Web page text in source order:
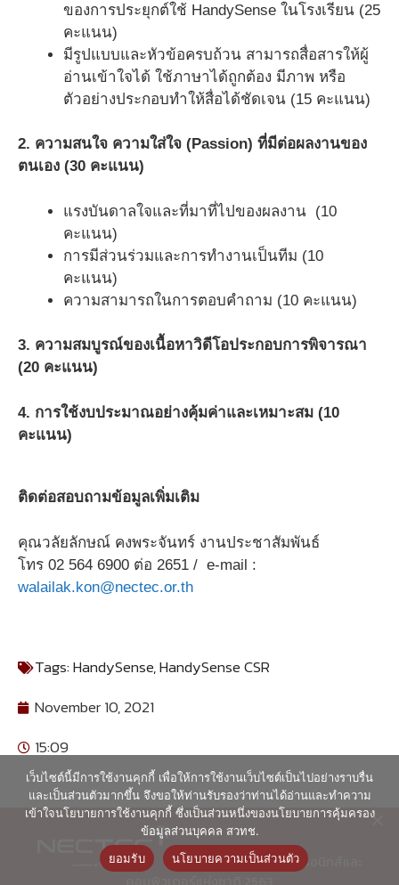
ของการประยุกต์ใช้ HandySense ในโรงเรียน (25
คะแนน)
มีรูปแบบและหัวข้อครบถ้วน สามารถสื่อสารให้ผู้
อ่านเข้าใจได้ ใช้ภาษาได้ถูกต้อง มีภาพ หรือ
ตัวอย่างประกอบทำให้สื่อได้ชัดเจน (15 คะแนน)
2. ความสนใจ ความใส่ใจ (Passion) ที่มีต่อผลงานของ
ตนเอง (30 คะแนน)
แรงบันดาลใจและที่มาที่ไปของผลงาน (10
คะแนน)
การมีส่วนร่วมและการทำงานเป็นทีม (10
คะแนน)
ความสามารถในการตอบคำถาม (10 คะแนน)
3. ความสมบูรณ์ของเนื้อหาวิดีโอประกอบการพิจารณา
(20 คะแนน)
4. การใช้งบประมาณอย่างคุ้มค่าและเหมาะสม (10
คะแนน)
ติดต่อสอบถามข้อมูลเพิ่มเติม
คุณวลัยลักษณ์ คงพระจันทร์ งานประชาสัมพันธ์
โทร 02 564 6900 ต่อ 2651 / e-mail :
walailak.kon@nectec.or.th
Tags:HandySense,HandySense CSR
November 10, 2021
15:09
© ศูนย์เทคโนโลยีอิเล็กทรอนิกส์และ
เว็บไซต์นี้มีการใช้งานคุกกี้ เพื่อให้การใช้งานเว็บไซต์เป็นไปอย่างราบรื่น
และเป็นส่วนตัวมากขึ้น จึงขอให้ท่านรับรองว่าท่านได้อ่านและทำความ
เข้าใจนโยบายการใช้งานคุกกี้ ซึ่งเป็นส่วนหนึ่งของนโยบายการคุ้มครอง
ข้อมูลส่วนบุคคล สวทช.
ยอมรับ
นโยบายความเป็นส่วนตัว